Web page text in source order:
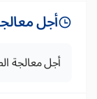
أجل
أجل معالجة